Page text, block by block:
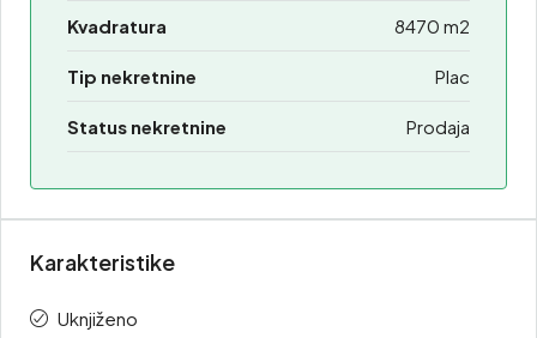
Kvadratura 8470 m2
Tip nekretnine Plac
Status nekretnine Prodaja
Karakteristike
Uknjiženo